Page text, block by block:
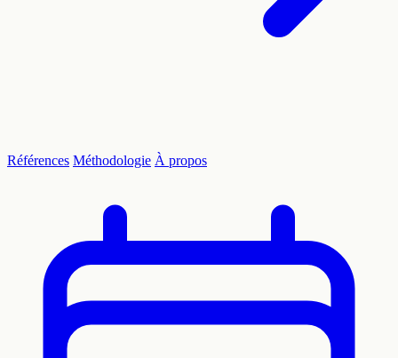
Références Méthodologie À propos